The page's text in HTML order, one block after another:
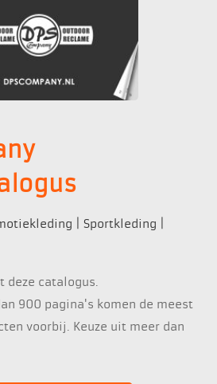
| Sportkleding |
deze catalogus.
900 pagina's komen de meest
voorbij. Keuze uit meer dan